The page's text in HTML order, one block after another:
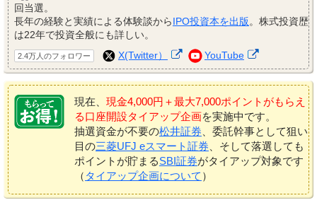
回当選。
長年の経験と実績による体験談からIPO投資本を出版。株式投資歴
は22年で投資全般にも詳しい。
2.4万人のフォロワー X(Twitter） YouTube
現在、 現金4,000円＋最大7,000ポイントがもらえ
る口座開設タイアップ企画を実施中です。
抽選資金が不要の松井証券、委託幹事として狙い
目の三菱UFJ eスマート証券、そして落選しても
ポイントが貯まるSBI証券がタイアップ対象です
（ タイアップ企画について ）